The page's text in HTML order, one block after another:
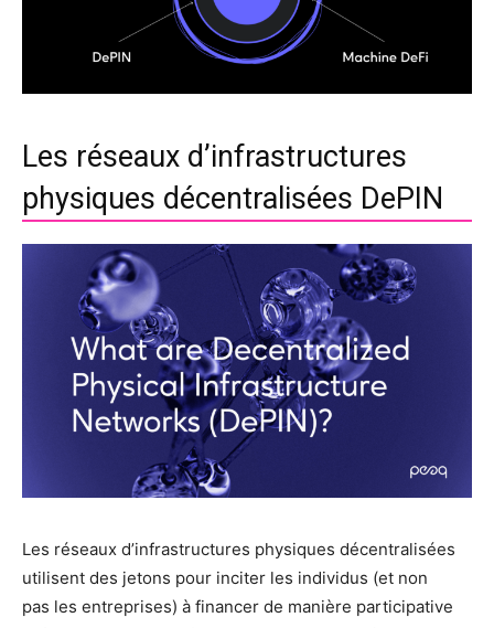
Les réseaux d’infrastructures
physiques décentralisées DePIN
Les réseaux d’infrastructures physiques décentralisées
utilisent des jetons pour inciter les individus (et non
pas les entreprises) à financer de manière participative